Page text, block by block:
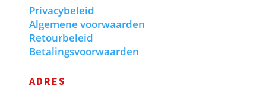
Privacybeleid
Algemene voorwaarden
Retourbeleid
Betalingsvoorwaarden
ADRES